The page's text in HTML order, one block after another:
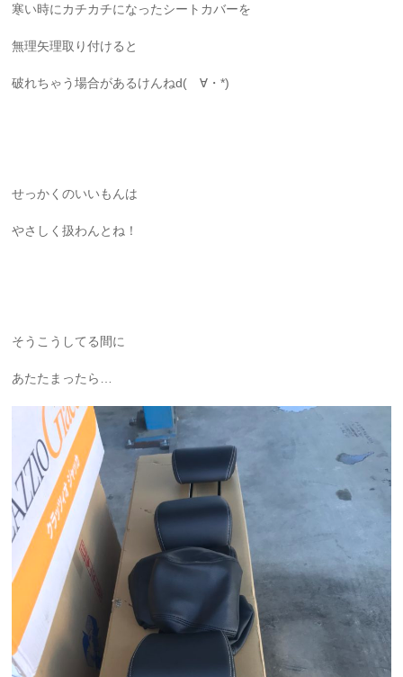
寒い時にカチカチになったシートカバーを
無理矢理取り付けると
破れちゃう場合があるけんねd(ゝ∀・*)
せっかくのいいもんは
やさしく扱わんとね！
そうこうしてる間に
あたたまったら…